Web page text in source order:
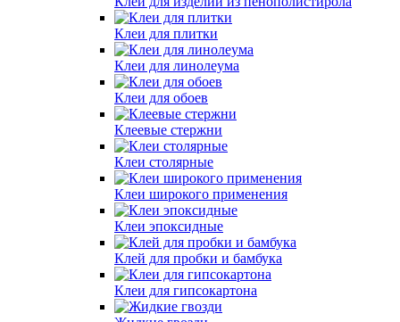
Клеи для изделий из пенополистирола
Клеи для плитки
Клеи для линолеума
Клеи для обоев
Клеевые стержни
Клеи столярные
Клеи широкого применения
Клеи эпоксидные
Клей для пробки и бамбука
Клеи для гипсокартона